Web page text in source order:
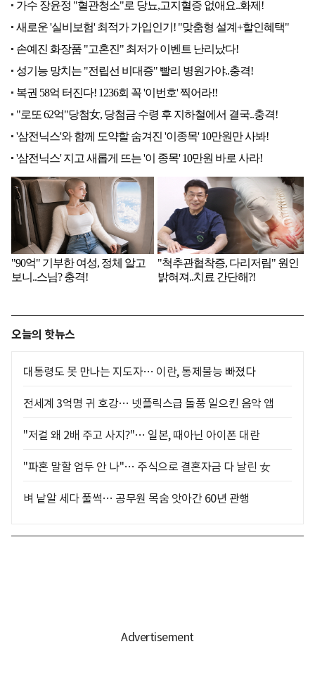
오늘의 핫뉴스
대통령도 못 만나는 지도자… 이란, 통제불능 빠졌다
전세계 3억명 귀 호강… 넷플릭스급 돌풍 일으킨 음악 앱
"저걸 왜 2배 주고 사지?"… 일본, 때아닌 아이폰 대란
"파혼 말할 엄두 안 나"… 주식으로 결혼자금 다 날린 女
벼 낱알 세다 풀썩… 공무원 목숨 앗아간 60년 관행